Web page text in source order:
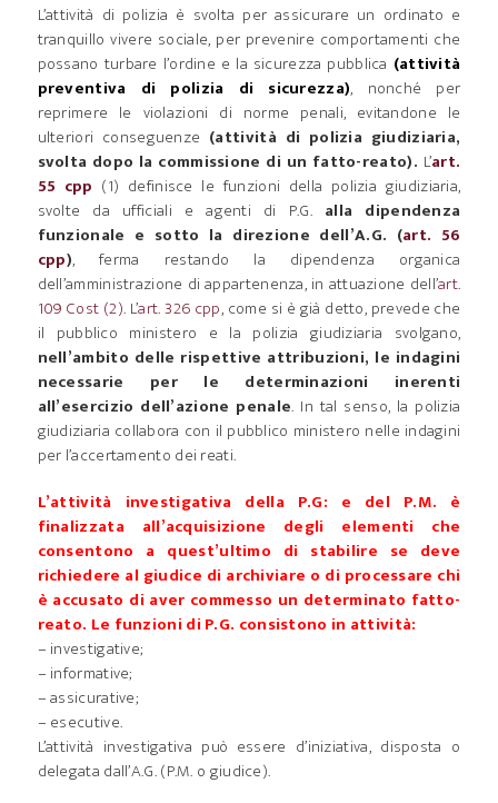
L’attività di polizia è svolta per assicurare un ordinato e
tranquillo vivere sociale, per prevenire comportamenti che
possano turbare l’ordine e la sicurezza pubblica (attività
preventiva di polizia di sicurezza), nonché per
reprimere le violazioni di norme penali, evitandone le
ulteriori conseguenze (attività di polizia giudiziaria,
svolta dopo la commissione di un fatto-reato). L’art.
55 cpp (1) definisce le funzioni della polizia giudiziaria,
svolte da ufficiali e agenti di P.G. alla dipendenza
funzionale e sotto la direzione dell’A.G. (art. 56
cpp), ferma restando la dipendenza organica
dell’amministrazione di appartenenza, in attuazione dell’art.
109 Cost (2). L’art. 326 cpp, come si è già detto, prevede che
il pubblico ministero e la polizia giudiziaria svolgano,
nell’ambito delle rispettive attribuzioni, le indagini
necessarie per le determinazioni inerenti
all’esercizio dell’azione penale. In tal senso, la polizia
giudiziaria collabora con il pubblico ministero nelle indagini
per l’accertamento dei reati.
L’attività investigativa della P.G: e del P.M. è
finalizzata all’acquisizione degli elementi che
consentono a quest’ultimo di stabilire se deve
richiedere al giudice di archiviare o di processare chi
è accusato di aver commesso un determinato fatto-
reato. Le funzioni di P.G. consistono in attività:
– investigative;
– informative;
– assicurative;
– esecutive.
L’attività investigativa può essere d’iniziativa, disposta o
delegata dall’A.G. (P.M. o giudice).